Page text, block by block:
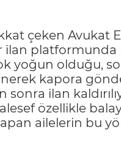
çeken Avukat
ilan
yoğun olduğu,
kapora
ilan
özellikle
ailelerin bu